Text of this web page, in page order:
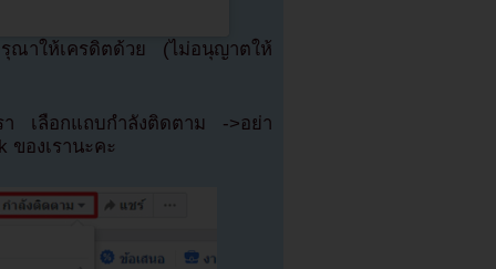
ณาให้เครดิตด้วย (ไม่อนุญาตให้
รา เลือกแถบกำลังติดตาม ->อย่า
ของเรานะคะ